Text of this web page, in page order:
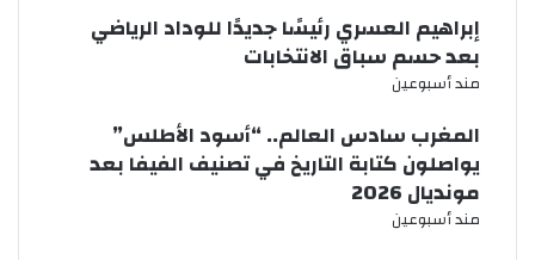
إبراهيم العسري رئيسًا جديدًا للوداد الرياضي
بعد حسم سباق الانتخابات
مند أسبوعين
المغرب سادس العالم.. “أسود الأطلس”
يواصلون كتابة التاريخ في تصنيف الفيفا بعد
مونديال 2026
مند أسبوعين